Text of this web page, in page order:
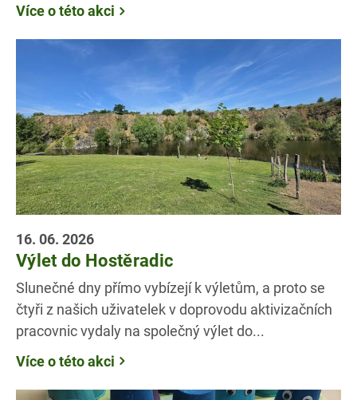
Více o této akci
16. 06. 2026
Výlet do Hostěradic
Slunečné dny přímo vybízejí k výletům, a proto se
čtyři z našich uživatelek v doprovodu aktivizačních
pracovnic vydaly na společný výlet do...
Více o této akci